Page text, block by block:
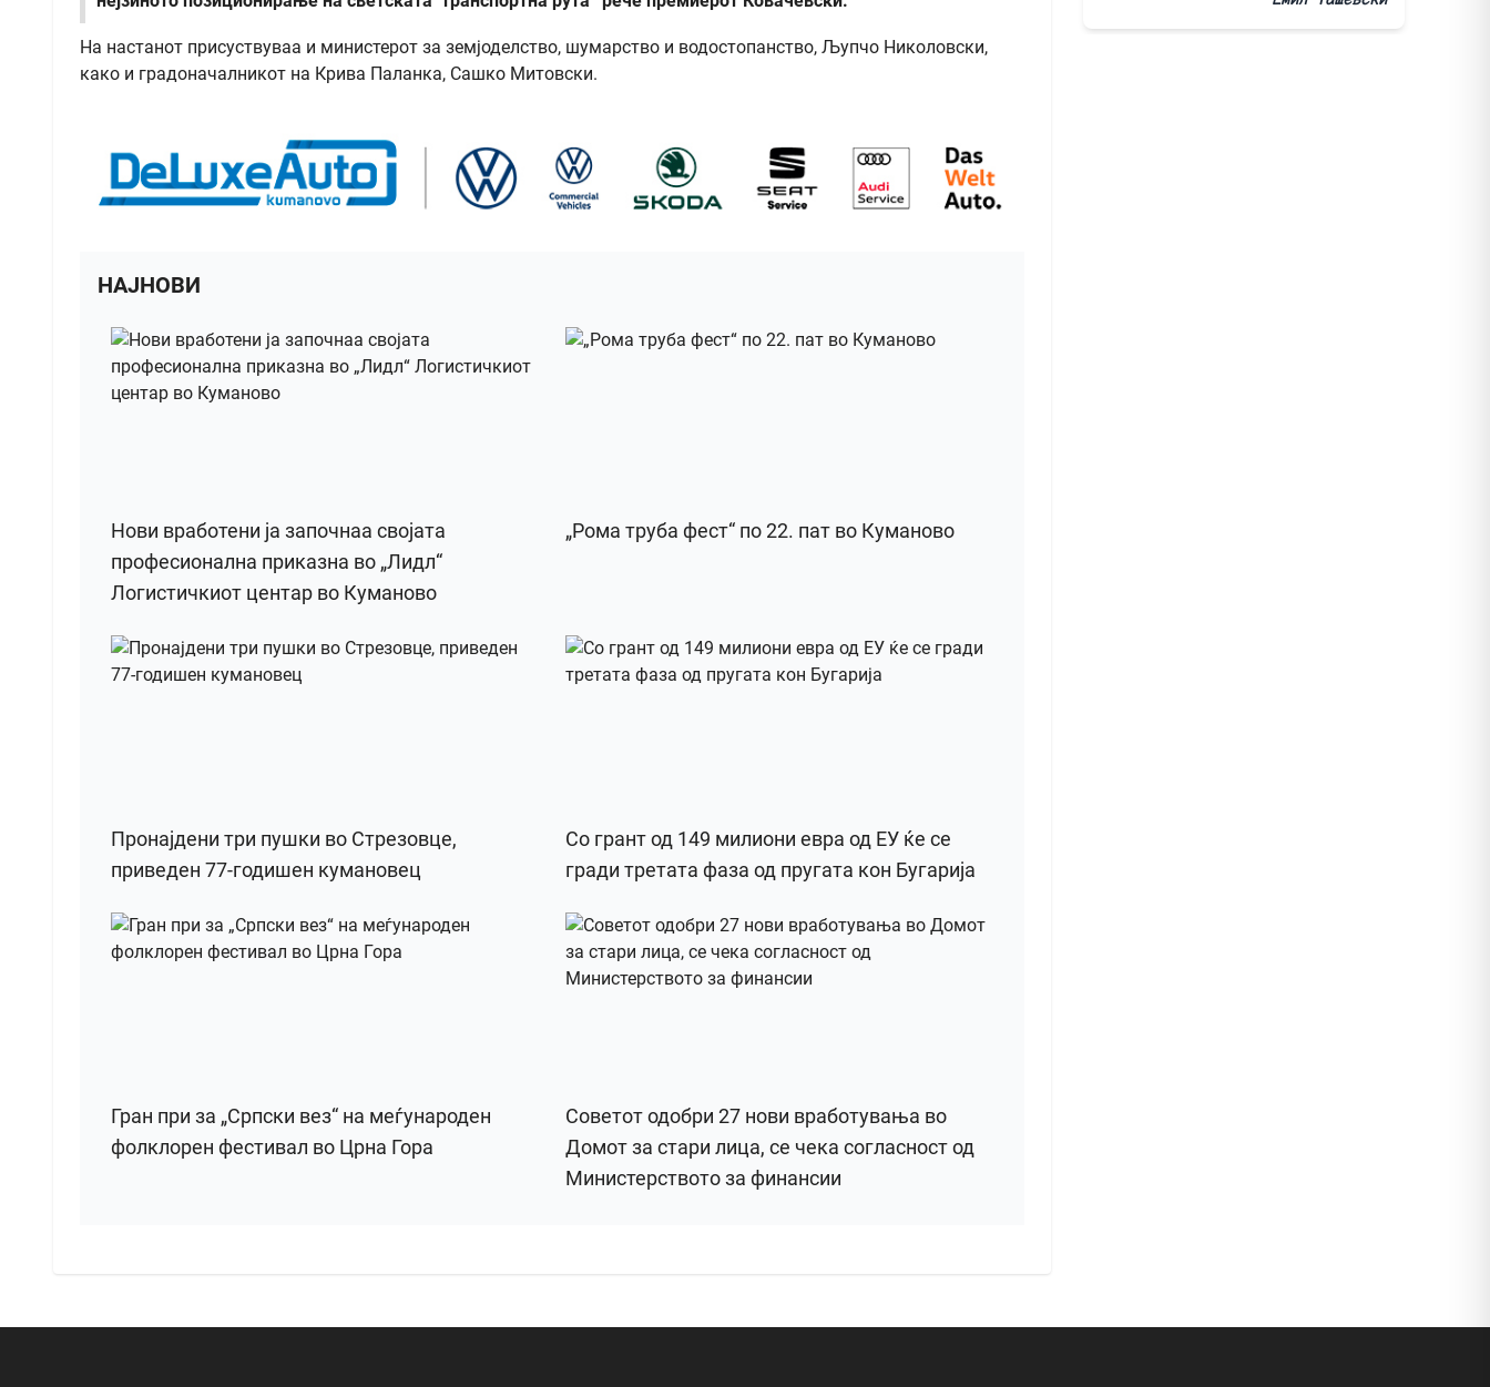
На настанот присуствуваа и министерот за земјоделство, шумарство и водостопанство, Љупчо Николовски,
како и градоначалникот на Крива Паланка, Сашко Митовски.
НАЈНОВИ
Нови вработени ја започнаа својата
професионална приказна во „Лидл“
Логистичкиот центар во Куманово
„Рома труба фест“ по 22. пат во Куманово
Пронајдени три пушки во Стрезовце,
приведен 77-годишен кумановец
Со грант од 149 милиони евра од ЕУ ќе се
гради третата фаза од пругата кон Бугарија
Гран при за „Српски вез“ на меѓународен
фолклорен фестивал во Црна Гора
Советот одобри 27 нови вработувања во
Домот за стари лица, се чека согласност од
Министерството за финансии